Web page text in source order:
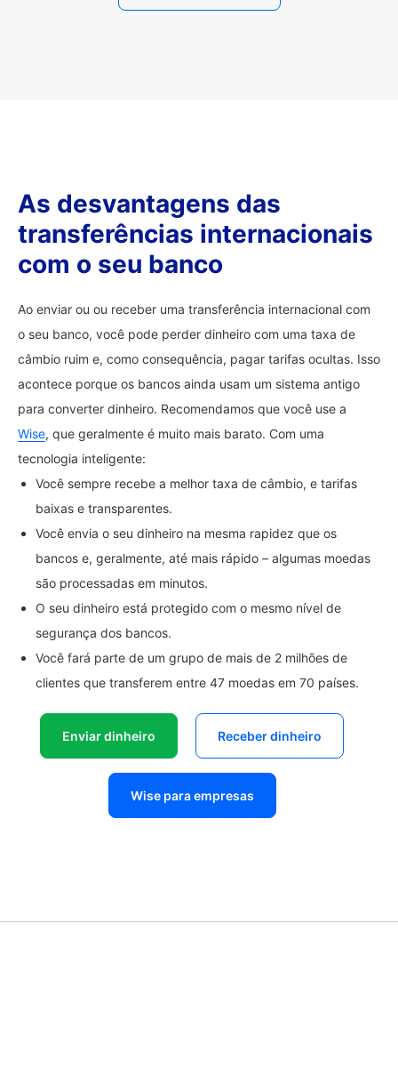
As desvantagens das
transferências internacionais
com o seu banco
Ao enviar ou ou receber uma transferência internacional com
o seu banco, você pode perder dinheiro com uma taxa de
câmbio ruim e, como consequência, pagar tarifas ocultas. Isso
acontece porque os bancos ainda usam um sistema antigo
para converter dinheiro. Recomendamos que você use a
Wise, que geralmente é muito mais barato. Com uma
tecnologia inteligente:
Você sempre recebe a melhor taxa de câmbio, e tarifas
baixas e transparentes.
Você envia o seu dinheiro na mesma rapidez que os
bancos e, geralmente, até mais rápido – algumas moedas
são processadas em minutos.
O seu dinheiro está protegido com o mesmo nível de
segurança dos bancos.
Você fará parte de um grupo de mais de 2 milhões de
clientes que transferem entre 47 moedas em 70 países.
Enviar dinheiro Receber dinheiro
Wise para empresas